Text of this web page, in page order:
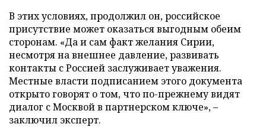
В этих условиях, продолжил он, российское
присутствие может оказаться выгодным обеим
сторонам. «Да и сам факт желания Сирии,
несмотря на внешнее давление, развивать
контакты с Россией заслуживает уважения.
Местные власти подписанием этого документа
открыто говорят о том, что по-прежнему видят
диалог с Москвой в партнерском ключе», –
заключил эксперт.